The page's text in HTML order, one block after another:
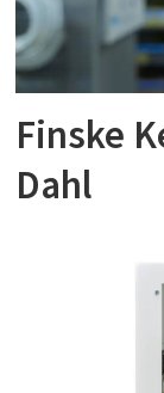
Finske
Dahl